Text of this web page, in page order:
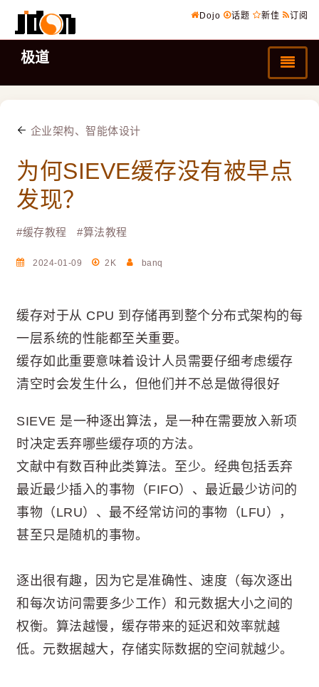
Dojo 话题 新佳 订阅
极道
企业架构、智能体设计
为何SIEVE缓存没有被早点
发现？
#缓存教程 #算法教程
2024-01-09 2K banq
缓存对于从 CPU 到存储再到整个分布式架构的每
一层系统的性能都至关重要。
缓存如此重要意味着设计人员需要仔细考虑缓存
清空时会发生什么，但他们并不总是做得很好
SIEVE 是一种逐出算法，是一种在需要放入新项
时决定丢弃哪些缓存项的方法。
文献中有数百种此类算法。至少。经典包括丢弃
最近最少插入的事物（FIFO）、最近最少访问的
事物（LRU）、最不经常访问的事物（LFU），
甚至只是随机的事物。
逐出很有趣，因为它是准确性、速度（每次逐出
和每次访问需要多少工作）和元数据大小之间的
权衡。算法越慢，缓存带来的延迟和效率就越
低。元数据越大，存储实际数据的空间就越少。